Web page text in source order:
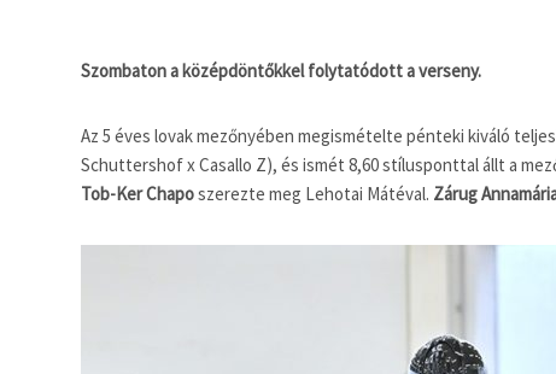
Szombaton a középdöntőkkel folytatódott a verseny.
Az 5 éves lovak mezőnyében megismételte pénteki kiváló
Schuttershof x Casallo Z), és ismét 8,60 stílusponttal állt a
Tob-Ker Chaposzerezte meg Lehotai Mátéval. Zárug